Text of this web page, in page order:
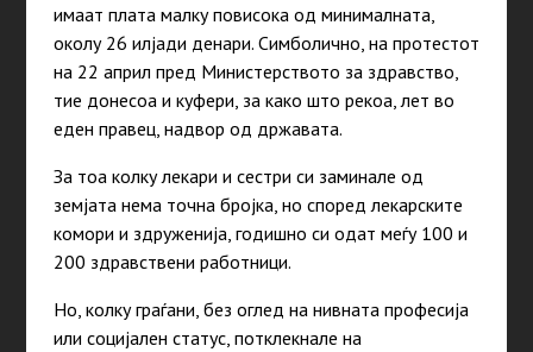
имаат плата малку повисока од минималната,
околу 26 илјади денари. Симболично, на протестот
на 22 април пред Министерството за здравство,
тие донесоа и куфери, за како што рекоа, лет во
еден правец, надвор од државата.
За тоа колку лекари и сестри си заминале од
земјата нема точна бројка, но според лекарските
комори и здруженија, годишно си одат меѓу 100 и
200 здравствени работници.
Но, колку граѓани, без оглед на нивната професија
или социјален статус, потклекнале на